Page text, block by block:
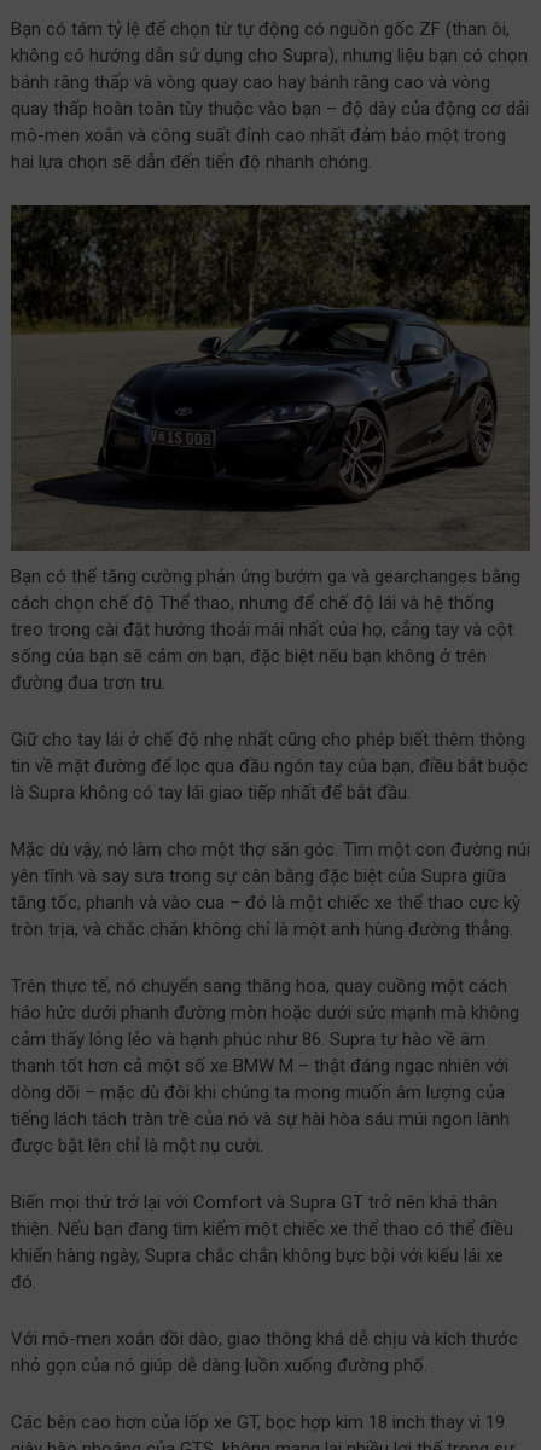
Bạn có tám tỷ lệ để chọn từ tự động có nguồn gốc ZF (than ôi,
không có hướng dẫn sử dụng cho Supra), nhưng liệu bạn có chọn
bánh răng thấp và vòng quay cao hay bánh răng cao và vòng
quay thấp hoàn toàn tùy thuộc vào bạn – độ dày của động cơ dải
mô-men xoắn và công suất đỉnh cao nhất đảm bảo một trong
hai lựa chọn sẽ dẫn đến tiến độ nhanh chóng.
Bạn có thể tăng cường phản ứng bướm ga và gearchanges bằng
cách chọn chế độ Thể thao, nhưng để chế độ lái và hệ thống
treo trong cài đặt hướng thoải mái nhất của họ, cẳng tay và cột
sống của bạn sẽ cảm ơn bạn, đặc biệt nếu bạn không ở trên
đường đua trơn tru.
Giữ cho tay lái ở chế độ nhẹ nhất cũng cho phép biết thêm thông
tin về mặt đường để lọc qua đầu ngón tay của bạn, điều bắt buộc
là Supra không có tay lái giao tiếp nhất để bắt đầu.
Mặc dù vậy, nó làm cho một thợ săn góc. Tìm một con đường núi
yên tĩnh và say sưa trong sự cân bằng đặc biệt của Supra giữa
tăng tốc, phanh và vào cua – đó là một chiếc xe thể thao cực kỳ
tròn trịa, và chắc chắn không chỉ là một anh hùng đường thẳng.
Trên thực tế, nó chuyển sang thăng hoa, quay cuồng một cách
háo hức dưới phanh đường mòn hoặc dưới sức mạnh mà không
cảm thấy lỏng lẻo và hạnh phúc như 86. Supra tự hào về âm
thanh tốt hơn cả một số xe BMW M – thật đáng ngạc nhiên với
dòng dõi – mặc dù đôi khi chúng ta mong muốn âm lượng của
tiếng lách tách tràn trề của nó và sự hài hòa sáu múi ngon lành
được bật lên chỉ là một nụ cười.
Biến mọi thứ trở lại với Comfort và Supra GT trở nên khá thân
thiện. Nếu bạn đang tìm kiếm một chiếc xe thể thao có thể điều
khiển hàng ngày, Supra chắc chắn không bực bội với kiểu lái xe
đó.
Với mô-men xoắn dồi dào, giao thông khá dễ chịu và kích thước
nhỏ gọn của nó giúp dễ dàng luồn xuống đường phố.
Các bên cao hơn của lốp xe GT, bọc hợp kim 18 inch thay vì 19